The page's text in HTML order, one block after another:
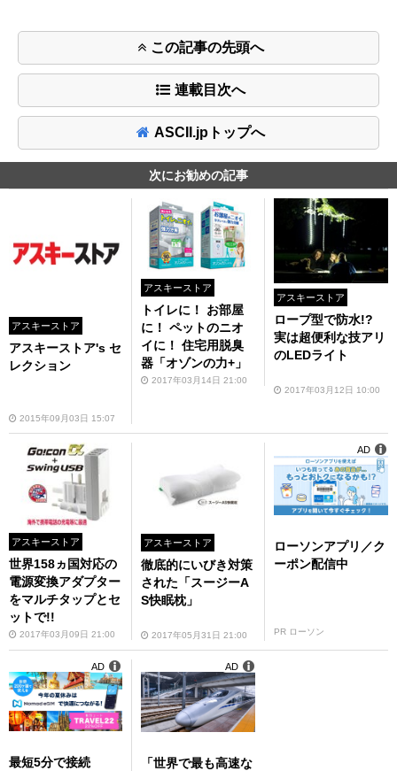
この記事の先頭へ
連載目次へ
ASCII.jpトップへ
次にお勧めの記事
アスキーストア
アスキーストア's セ
レクション
2015年09月03日 15:07
アスキーストア
トイレに！ お部屋
に！ ペットのニオ
イに！ 住宅用脱臭
器「オゾンの力+」
2017年03月14日 21:00
アスキーストア
ロープ型で防水!?
実は超便利な技アリ
のLEDライト
2017年03月12日 10:00
アスキーストア
世界158ヵ国対応の
電源変換アダプター
をマルチタップとセ
ットで!!
2017年03月09日 21:00
アスキーストア
徹底的にいびき対策
された「スージーA
S快眠枕」
2017年05月31日 21:00
ローソンアプリ／ク
ーポン配信中
PR ローソン
AD
最短5分で接続
AD
「世界で最も高速な
AD